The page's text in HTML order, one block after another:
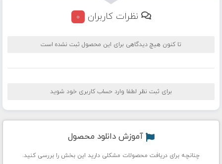
نظرات کاربران 0
تا کنون هیچ دیدگاهی برای این محصول ثبت نشده است
برای ثبت نظر لطفا وارد حساب کاربری خود شوید
آموزش دانلود محصول
چنانچه برای دریافت محصولات مشکلی دارید این بخش را بررسی کنید.